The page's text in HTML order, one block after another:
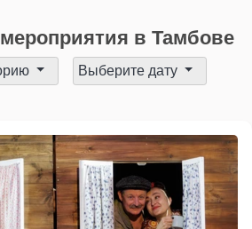
в Тамбове
Выберите дату